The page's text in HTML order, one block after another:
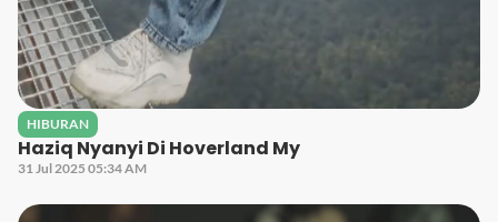
HIBURAN
Haziq Nyanyi Di Hoverland My
31 Jul 2025 05:34 AM